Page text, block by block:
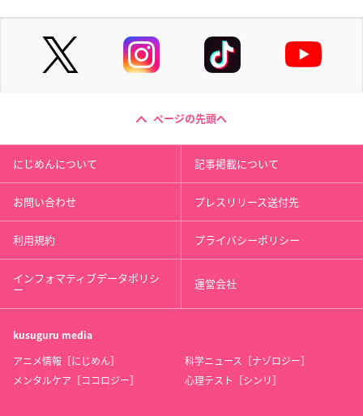
ページの先頭へ
にじめんについて 記事掲載について
お問い合わせ プレスリリース送付先
利用規約 プライバシーポリシー
インフォマティブデータポリシ
ー 運営会社
kusuguru media
アニメ情報［にじめん］
科学ニュース［ナゾロジー］
メンタルケア［ココロジー］
心理テスト［シンリ］